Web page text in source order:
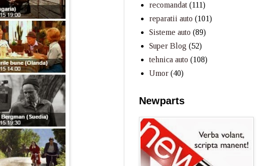
recomandat (111)
reparatii auto (101)
Sisteme auto (89)
Super Blog (52)
tehnica auto (108)
Umor (40)
Newparts